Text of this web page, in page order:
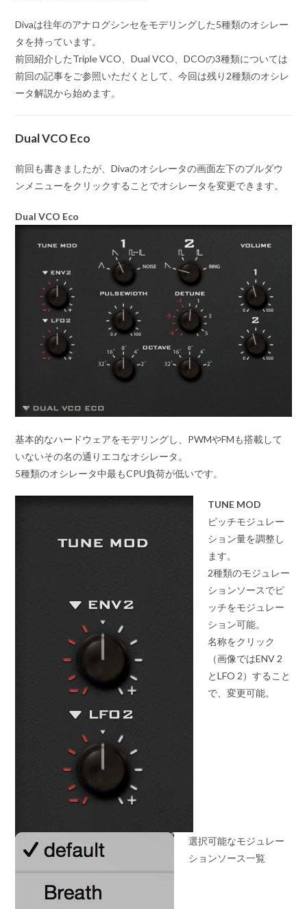
Divaは往年のアナログシンセをモデリングした5種類のオシレー
タを持っています。
前回紹介したTriple VCO、Dual VCO、DCOの3種類については
前回の記事をご参照いただくとして、今回は残り2種類のオシレ
ータ解説から始めます。
Dual VCO Eco
前回も書きましたが、Divaのオシレータの画面左下のプルダウ
ンメニューをクリックすることでオシレータを変更できます。
Dual VCO Eco
基本的なハードウェアをモデリングし、PWMやFMも搭載して
いないその名の通りエコなオシレータ。
5種類のオシレータ中最もCPU負荷が低いです。
TUNE MOD
ピッチモジュレー
ション量を調整し
ます。
2種類のモジュレー
ションソースでピ
ッチをモジュレー
ション可能。
名称をクリック
（画像ではENV 2
とLFO 2）すること
で、変更可能。
選択可能なモジュレー
ションソース一覧